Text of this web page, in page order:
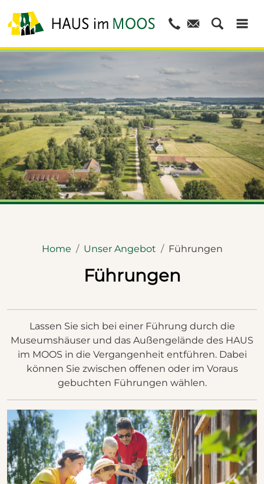
© Dietmar Denger
Home Unser Angebot Führungen
Führungen
Lassen Sie sich bei einer Führung durch die
Museumshäuser und das Außengelände des HAUS
im MOOS in die Vergangenheit entführen. Dabei
können Sie zwischen offenen oder im Voraus
gebuchten Führungen wählen.